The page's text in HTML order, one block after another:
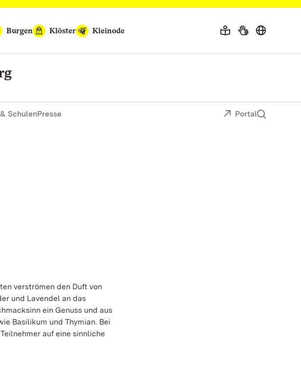
Burgen Klöster Kleinode
SchulenPresse Portal
verströmen den Duft von
und Lavendel an das
ein Genuss und aus
Basilikum und Thymian. Bei
auf eine sinnliche